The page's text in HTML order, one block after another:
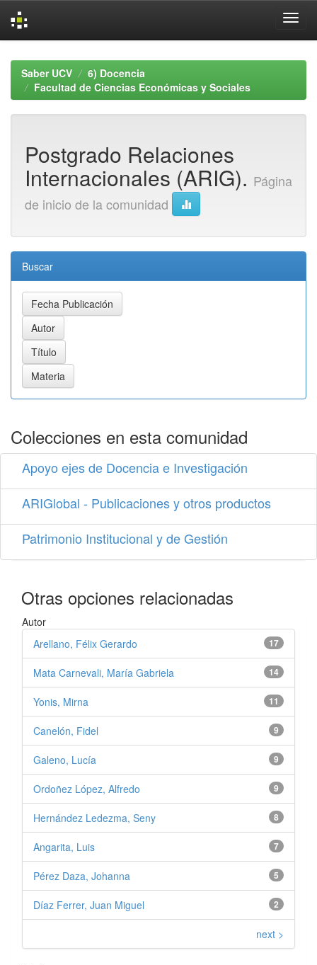
navigationSaber UCV
6) Docencia
Facultad de Ciencias Económicas y Sociales
Postgrado Relaciones
Internacionales (ARIG). Página
de inicio de la comunidad
Buscar
Colecciones en esta comunidad
Apoyo ejes de Docencia e Investigación
ARIGlobal - Publicaciones y otros productos
Patrimonio Institucional y de Gestión
Otras opciones relacionadas
Autor
17
Arellano, Félix Gerardo
14
Mata Carnevali, María Gabriela
11
Yonis, Mirna
9
Canelón, Fidel
9
Galeno, Lucía
9
Ordoñez López, Alfredo
8
Hernández Ledezma, Seny
7
Angarita, Luis
5
Pérez Daza, Johanna
2
Díaz Ferrer, Juan Miguel
next >